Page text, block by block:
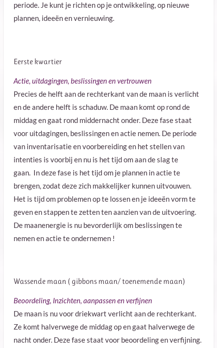
periode. Je kunt je richten op je ontwikkeling, op nieuwe
plannen, ideeën en vernieuwing.
Eerste kwartier
Actie, uitdagingen, beslissingen en vertrouwen
Precies de helft aan de rechterkant van de maan is verlicht
en de andere helft is schaduw. De maan komt op rond de
middag en gaat rond middernacht onder.Deze fase staat
voor uitdagingen, beslissingen en actie nemen. De periode
van inventarisatie en voorbereiding en het stellen van
intenties is voorbij en nu is het tijd om aan de slag te
gaan. In deze fase is het tijd om je plannen in actie te
brengen, zodat deze zich makkelijker kunnen uitvouwen.
Het is tijd om problemen op te lossen en je ideeën vorm te
geven en stappen te zetten ten aanzien van de uitvoering.
De maanenergie is nu bevorderlijk om beslissingen te
nemen en actie te ondernemen !
Wassende maan ( gibbons maan/ toenemende maan)
Beoordeling, Inzichten, aanpassen en verfijnen
De maan is nu voor driekwart verlicht aan de rechterkant.
Ze komt halverwege de middag op en gaat halverwege de
nacht onder.Deze fase staat voor beoordeling en verfijning.